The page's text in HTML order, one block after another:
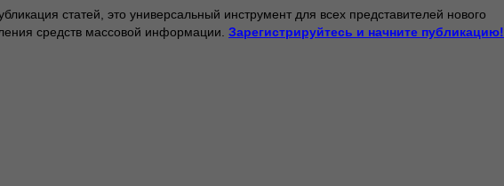
статей, это универсальный инструмент для всех представителей нового
средств массовой информации. Зарегистрируйтесь и начните публикацию!